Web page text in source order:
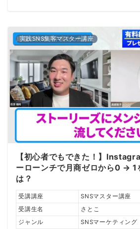
実践SNS集客マスター講座
【初心者でもできた！】
ーローンチで月商ゼロから0 → 1
は？
受講講座
SNSマスター講座
受講生名
さとこ
ジャンル
SNSマーケティング